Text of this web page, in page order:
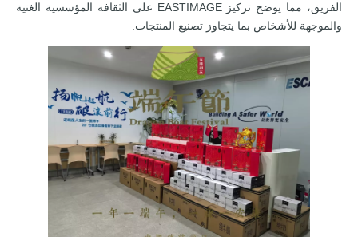
الفريق، مما يوضح تركيز EASTIMAGE على الثقافة المؤسسية الغنية
والموجهة للأشخاص بما يتجاوز تصنيع المنتجات.